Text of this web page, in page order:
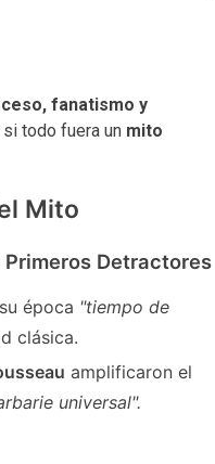
fanatismo y
todo fuera un mito
Mito
Detractores
época "tiempo de
clásica.
amplificaron el
universal".